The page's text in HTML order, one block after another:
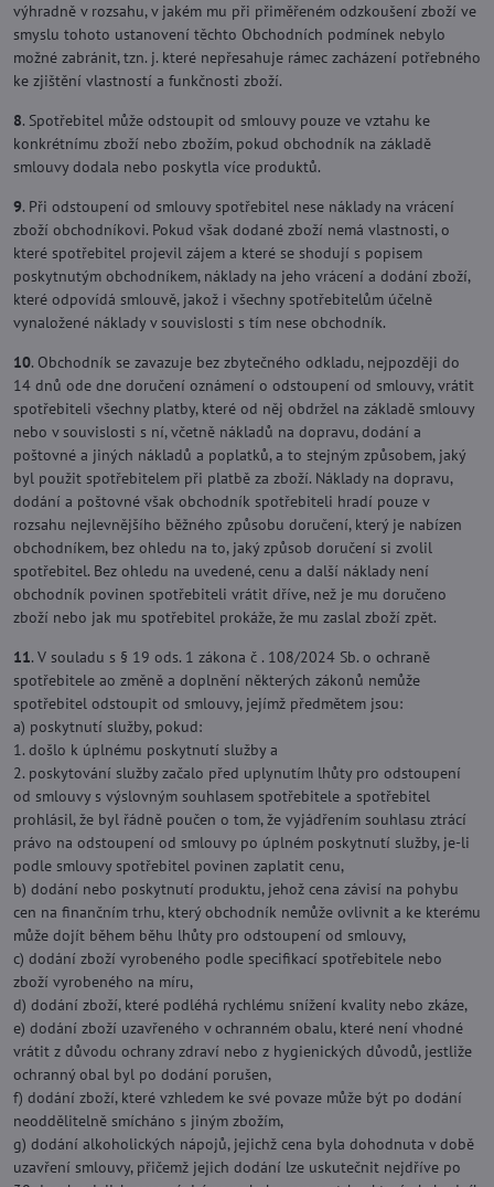
výhradně v rozsahu, v jakém mu při přiměřeném odzkoušení zboží ve
smyslu tohoto ustanovení těchto Obchodních podmínek nebylo
možné zabránit, tzn. j. které nepřesahuje rámec zacházení potřebného
ke zjištění vlastností a funkčnosti zboží.
8. Spotřebitel může odstoupit od smlouvy pouze ve vztahu ke
konkrétnímu zboží nebo zbožím, pokud obchodník na základě
smlouvy dodala nebo poskytla více produktů.
9. Při odstoupení od smlouvy spotřebitel nese náklady na vrácení
zboží obchodníkovi. Pokud však dodané zboží nemá vlastnosti, o
které spotřebitel projevil zájem a které se shodují s popisem
poskytnutým obchodníkem, náklady na jeho vrácení a dodání zboží,
které odpovídá smlouvě, jakož i všechny spotřebitelům účelně
vynaložené náklady v souvislosti s tím nese obchodník.
10. Obchodník se zavazuje bez zbytečného odkladu, nejpozději do
14 dnů ode dne doručení oznámení o odstoupení od smlouvy, vrátit
spotřebiteli všechny platby, které od něj obdržel na základě smlouvy
nebo v souvislosti s ní, včetně nákladů na dopravu, dodání a
poštovné a jiných nákladů a poplatků, a to stejným způsobem, jaký
byl použit spotřebitelem při platbě za zboží. Náklady na dopravu,
dodání a poštovné však obchodník spotřebiteli hradí pouze v
rozsahu nejlevnějšího běžného způsobu doručení, který je nabízen
obchodníkem, bez ohledu na to, jaký způsob doručení si zvolil
spotřebitel. Bez ohledu na uvedené, cenu a další náklady není
obchodník povinen spotřebiteli vrátit dříve, než je mu doručeno
zboží nebo jak mu spotřebitel prokáže, že mu zaslal zboží zpět.
11. V souladu s § 19 ods. 1 zákona č . 108/2024 Sb. o ochraně
spotřebitele ao změně a doplnění některých zákonů nemůže
spotřebitel odstoupit od smlouvy, jejímž předmětem jsou:
a) poskytnutí služby, pokud:
1. došlo k úplnému poskytnutí služby a
2. poskytování služby začalo před uplynutím lhůty pro odstoupení
od smlouvy s výslovným souhlasem spotřebitele a spotřebitel
prohlásil, že byl řádně poučen o tom, že vyjádřením souhlasu ztrácí
právo na odstoupení od smlouvy po úplném poskytnutí služby, je-li
podle smlouvy spotřebitel povinen zaplatit cenu,
b) dodání nebo poskytnutí produktu, jehož cena závisí na pohybu
cen na finančním trhu, který obchodník nemůže ovlivnit a ke kterému
může dojít během běhu lhůty pro odstoupení od smlouvy,
c) dodání zboží vyrobeného podle specifikací spotřebitele nebo
zboží vyrobeného na míru,
d) dodání zboží, které podléhá rychlému snížení kvality nebo zkáze,
e) dodání zboží uzavřeného v ochranném obalu, které není vhodné
vrátit z důvodu ochrany zdraví nebo z hygienických důvodů, jestliže
ochranný obal byl po dodání porušen,
f) dodání zboží, které vzhledem ke své povaze může být po dodání
neoddělitelně smícháno s jiným zbožím,
g) dodání alkoholických nápojů, jejichž cena byla dohodnuta v době
uzavření smlouvy, přičemž jejich dodání lze uskutečnit nejdříve po